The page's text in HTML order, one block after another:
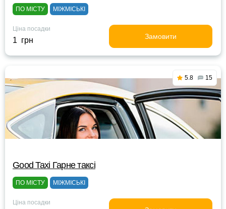
ПО МІСТУ МІЖМІСЬКІ
Ціна посадки
1 грн Замовити
5.8 15
Good Taxi Гарне таксi
ПО МІСТУ МІЖМІСЬКІ
Ціна посадки